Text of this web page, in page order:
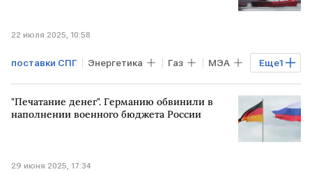
22 июля 2025, 10:58
Еще1
поставки СПГ Энергетика Газ МЭА
СПГ
"Печатание денег". Германию обвинили в
наполнении военного бюджета России
29 июня 2025, 17:34